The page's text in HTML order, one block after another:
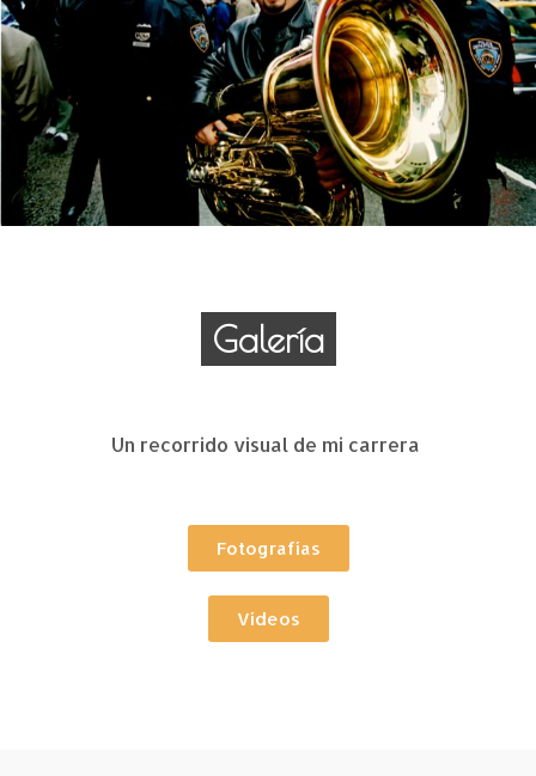
Galería
Un recorrido visual de mi carrera
Fotografías
Vídeos